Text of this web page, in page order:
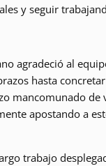
y seguir
agradeció al
hasta
mancomunado de
apostando a
trabajo